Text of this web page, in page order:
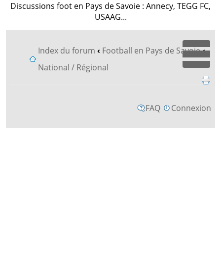
Discussions foot en Pays de Savoie : Annecy, TEGG FC,
USAAG...
Index du forum ‹ Football en Pays de Savoie‹
National / Régional
FAQ Connexion